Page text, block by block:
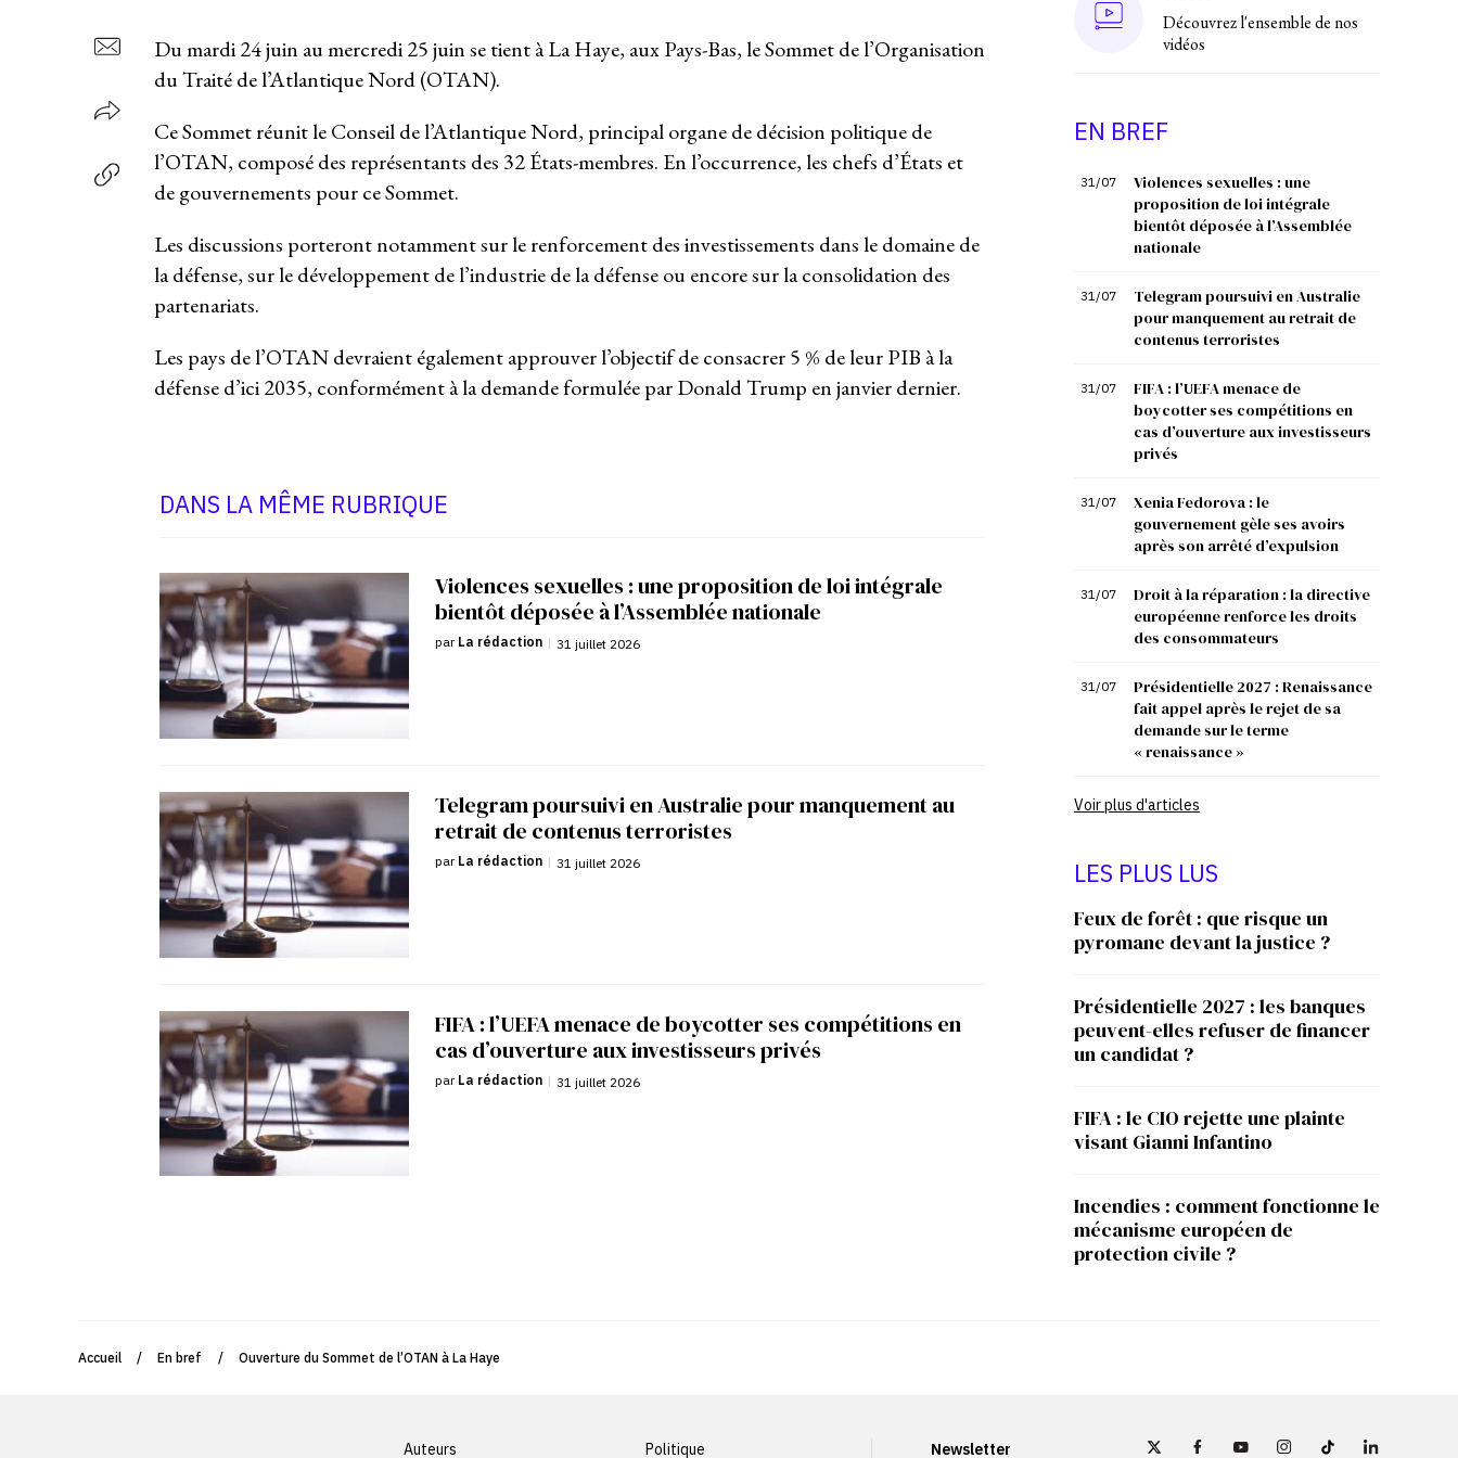
Du mardi 24 juin au mercredi 25 juin se tient à La Haye, aux Pays-Bas, le Sommet de l’Organisation
du Traité de l’Atlantique Nord (OTAN).
Ce Sommet réunit le Conseil de l’Atlantique Nord, principal organe de décision politique de
l’OTAN, composé des représentants des 32 États-membres. En l’occurrence, les chefs d’États et
de gouvernements pour ce Sommet.
Les discussions porteront notamment sur le renforcement des investissements dans le domaine de
la défense, sur le développement de l’industrie de la défense ou encore sur la consolidation des
partenariats.
Les pays de l’OTAN devraient également approuver l’objectif de consacrer 5 % de leur PIB à la
défense d’ici 2035, conformément à la demande formulée par Donald Trump en janvier dernier.
DANS LA MÊME RUBRIQUE
Violences sexuelles : une proposition de loi intégrale
bientôt déposée à l’Assemblée nationale
par La rédaction | 31 juillet 2026
Telegram poursuivi en Australie pour manquement au
retrait de contenus terroristes
par La rédaction | 31 juillet 2026
FIFA : l’UEFA menace de boycotter ses compétitions en
cas d’ouverture aux investisseurs privés
par La rédaction | 31 juillet 2026
Découvrez l'ensemble de nos
vidéos
EN BREF
31/07
Violences sexuelles : une
proposition de loi intégrale
bientôt déposée à l’Assemblée
nationale
31/07
Telegram poursuivi en Australie
pour manquement au retrait de
contenus terroristes
31/07
FIFA : l’UEFA menace de
boycotter ses compétitions en
cas d’ouverture aux investisseurs
privés
31/07
Xenia Fedorova : le
gouvernement gèle ses avoirs
après son arrêté d’expulsion
31/07
Droit à la réparation : la directive
européenne renforce les droits
des consommateurs
31/07
Présidentielle 2027 : Renaissance
fait appel après le rejet de sa
demande sur le terme
« renaissance »
Voir plus d'articles
LES PLUS LUS
Feux de forêt : que risque un
pyromane devant la justice ?
Présidentielle 2027 : les banques
peuvent-elles refuser de financer
un candidat ?
FIFA : le CIO rejette une plainte
visant Gianni Infantino
Incendies : comment fonctionne le
mécanisme européen de
protection civile ?
Accueil / En bref / Ouverture du Sommet de l’OTAN à La Haye
Auteurs Politique Newsletter